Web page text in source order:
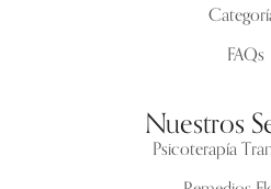
FAQs
Nuestros
Psicoterapía